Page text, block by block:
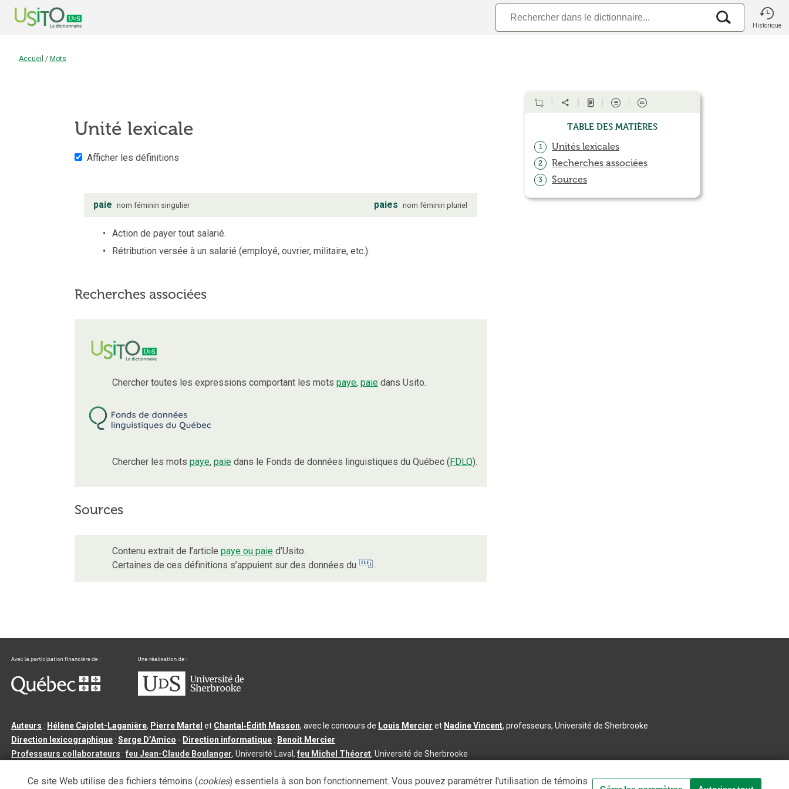
Historique
Accueil / Mots
Unité lexicale
Afficher les définitions
paie nom féminin singulier paies nom féminin pluriel
Action de payer tout salarié.
Rétribution versée à un salarié (employé, ouvrier, militaire, etc.).
Recherches associées
Chercher toutes les expressions comportant les mots paye, paie dans Usito.
Chercher les mots paye, paie dans le Fonds de données linguistiques du Québec (FDLQ).
Sources
Contenu extrait de l’article paye ou paie d’Usito.
Certaines de ces définitions s’appuient sur des données du
.
Table des matières
1 Unités lexicales
2 Recherches associées
3 Sources
Auteurs : Hélène Cajolet-Laganière, Pierre Martel et Chantal‑Édith Masson, avec le concours de Louis Mercier et Nadine Vincent, professeurs, Université de Sherbrooke
Direction lexicographique :Serge D’Amico - Direction informatique : Benoit Mercier
Professeurs collaborateurs :feu Jean-Claude Boulanger, Université Laval,feu Michel Théoret, Université de Sherbrooke
Tous droits réservés©Université de Sherbrooke |3.2.2- Dernière mise à jour du contenu :2026-08-03
Ce site Web utilise des fichiers témoins (cookies) essentiels à son bon fonctionnement. Vous pouvez paramétrer l'utilisation de témoins